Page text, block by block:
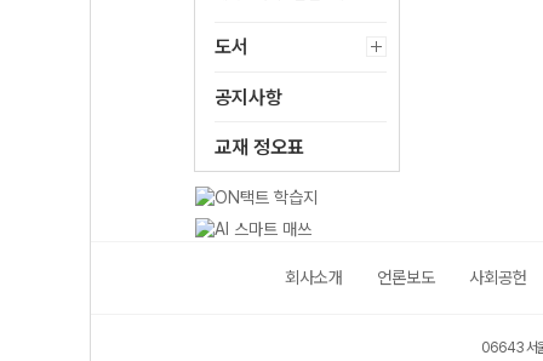
도서
공지사항
교재 정오표
회사소개 언론보도 사회공헌
06643 서